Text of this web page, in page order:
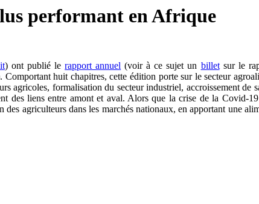
performant en Afrique
) ont publié lerapport annuel (voir à ce sujet un billetsur le
Comportant huit chapitres, cette édition porte sur le secteur
agricoles, formalisation du secteur industriel, accroissement de
des liens entre amont et aval. Alors que la crise de la Covid-
agriculteurs dans les marchés nationaux, en apportant une